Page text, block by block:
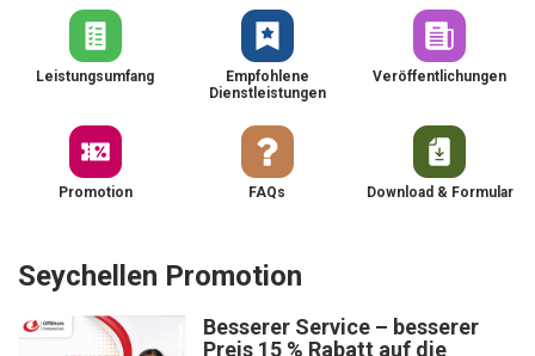
Leistungsumfang
Empfohlene
Dienstleistungen
Veröffentlichungen
Promotion FAQs Download & Formular
Seychellen Promotion
Besserer Service – besserer
Preis 15 % Rabatt auf die